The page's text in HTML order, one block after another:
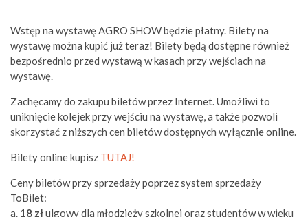
Wstęp na wystawę AGRO SHOW będzie płatny. Bilety na
wystawę można kupić już teraz! Bilety będą dostępne również
bezpośrednio przed wystawą w kasach przy wejściach na
wystawę.
Zachęcamy do zakupu biletów przez Internet. Umożliwi to
uniknięcie kolejek przy wejściu na wystawę, a także pozwoli
skorzystać z niższych cen biletów dostępnych wyłącznie online.
Bilety online kupisz TUTAJ!
Ceny biletów przy sprzedaży poprzez system sprzedaży
ToBilet:
a. 18 złulgowy dla młodzieży szkolnej oraz studentów w wieku